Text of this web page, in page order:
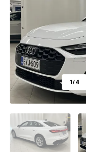
1/ 4